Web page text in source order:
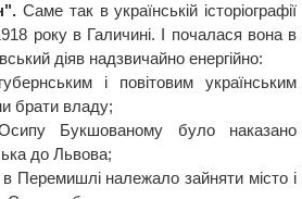
Саме так в українській історіографії
року в Галичині. І почалася вона в
діяв надзвичайно енергійно:
і повітовим українським
брати владу;
Букшованому було наказано
до Львова;
в Перемишлі належало зайняти місто і